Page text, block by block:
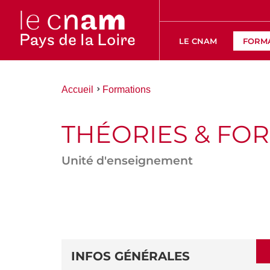
LE CNAM
Vous
Accueil Formations
THÉORIES &
Unité d'enseignement
DE
DÉTAILS
INFOS GÉNÉRALES